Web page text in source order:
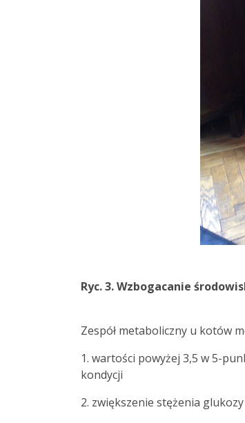
Ryc. 3. Wzbogacanie
Zespół metaboliczny u kotów
1. wartości powyżej 3,5 w 5-
kondycji
2. zwiększenie stężenia